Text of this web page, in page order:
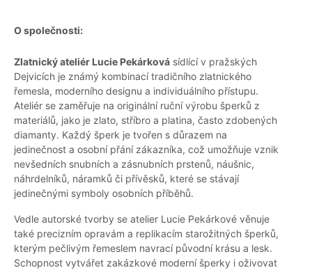
O společnosti:
Zlatnický ateliér Lucie Pekárková sídlící v pražských
Dejvicích je známý kombinací tradičního zlatnického
řemesla, moderního designu a individuálního přístupu.
Ateliér se zaměřuje na originální ruční výrobu šperků z
materiálů, jako je zlato, stříbro a platina, často zdobených
diamanty. Každý šperk je tvořen s důrazem na
jedinečnost a osobní přání zákazníka, což umožňuje vznik
nevšedních snubních a zásnubních prstenů, náušnic,
náhrdelníků, náramků či přívěsků, které se stávají
jedinečnými symboly osobních příběhů.
Vedle autorské tvorby se atelier Lucie Pekárkové věnuje
také precizním opravám a replikacím starožitných šperků,
kterým pečlivým řemeslem navrací původní krásu a lesk.
Schopnost vytvářet zakázkové moderní šperky i oživovat